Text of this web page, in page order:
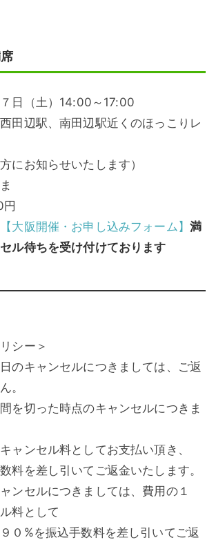
７日（土）14:00～17:00
田辺駅、南田辺駅近くのほっこりレ
にお知らせいたします）
円
【大阪開催・お申し込みフォーム】 満
ル待ちを受け付けております
シー＞
のキャンセルにつきましては、ご返
。
を切った時点のキャンセルにつきま
ャンセル料としてお支払い頂き、
料を差し引いてご返金いたします。
ンセルにつきましては、費用の１
料として
０%を振込手数料を差し引いてご返